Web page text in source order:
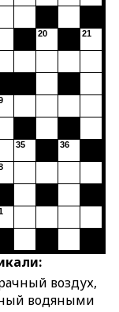
воздух,
водяными
35
20
36
21